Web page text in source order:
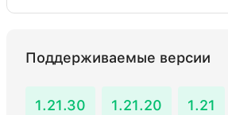
Поддерживаемые версии
1.21.30 1.21.20 1.21